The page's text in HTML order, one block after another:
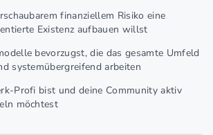
finanziellem Risiko eine
Existenz aufbauen willst
bevorzugst, die das gesamte Umfeld
systemübergreifend arbeiten
Profi bist und deine Community aktiv
möchtest